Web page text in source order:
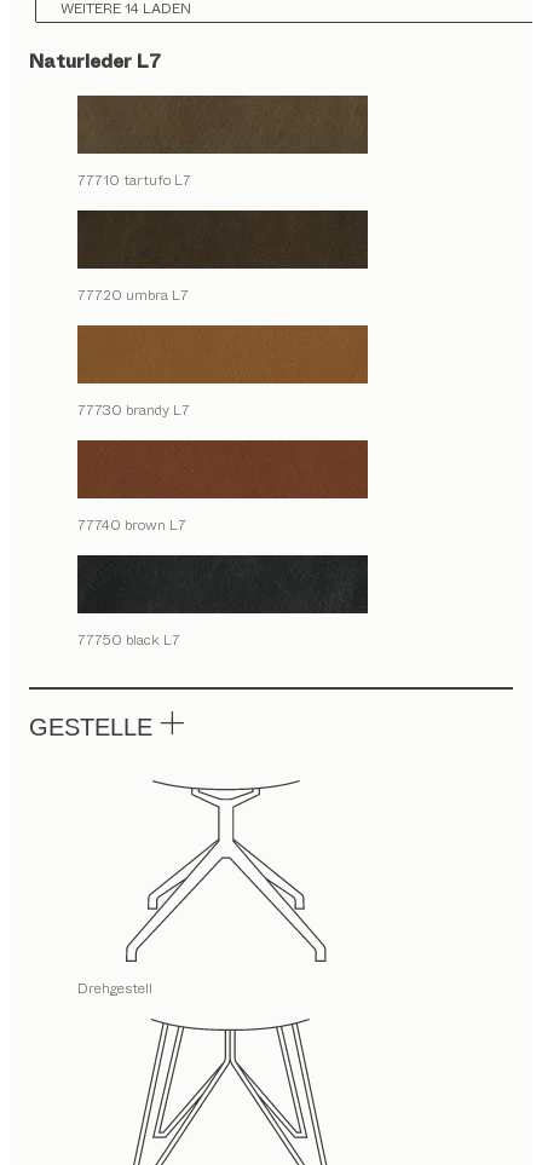
WEITERE 14 LADEN
Naturleder L7
77710 tartufo L7
77720 umbra L7
77730 brandy L7
77740 brown L7
77750 black L7
GESTELLE
Drehgestell